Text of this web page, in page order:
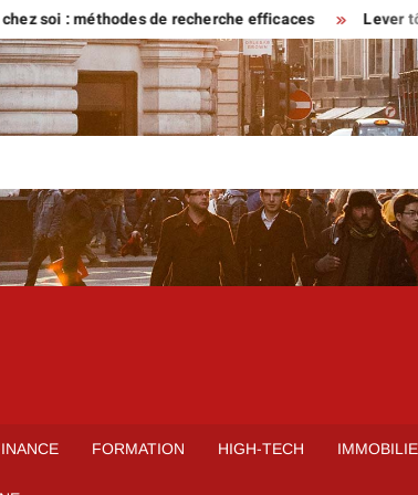
: méthodes de recherche efficaces Lever tôt ou
FORMATION HIGH-TECH